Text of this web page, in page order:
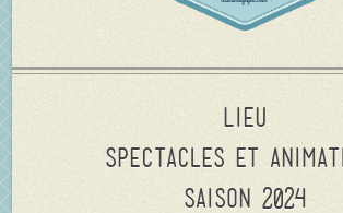
Lieu
Spectacles et
Saison 2024